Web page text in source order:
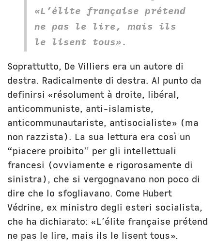
«L’élite française prétend
ne pas le lire, mais ils
le lisent tous».
Soprattutto, De Villiers era un autore di
destra. Radicalmente di destra. Al punto da
definirsi «résolument à droite, libéral,
anticommuniste, anti-islamiste,
anticommunautariste, antisocialiste» (ma
non razzista). La sua lettura era così un
“piacere proibito” per gli intellettuali
francesi (ovviamente e rigorosamente di
sinistra), che si vergognavano non poco di
dire che lo sfogliavano. Come Hubert
Védrine, ex ministro degli esteri socialista,
che ha dichiarato: «L’élite française prétend
ne pas le lire, mais ils le lisent tous».